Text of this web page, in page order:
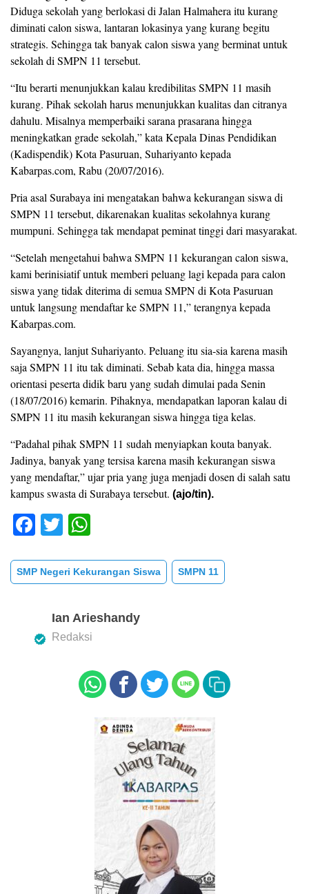
Diduga sekolah yang berlokasi di Jalan Halmahera itu kurang
diminati calon siswa, lantaran lokasinya yang kurang begitu
strategis. Sehingga tak banyak calon siswa yang berminat untuk
sekolah di SMPN 11 tersebut.
“Itu berarti menunjukkan kalau kredibilitas SMPN 11 masih
kurang. Pihak sekolah harus menunjukkan kualitas dan citranya
dahulu. Misalnya memperbaiki sarana prasarana hingga
meningkatkan grade sekolah,” kata Kepala Dinas Pendidikan
(Kadispendik) Kota Pasuruan, Suhariyanto kepada
Kabarpas.com, Rabu (20/07/2016).
Pria asal Surabaya ini mengatakan bahwa kekurangan siswa di
SMPN 11 tersebut, dikarenakan kualitas sekolahnya kurang
mumpuni. Sehingga tak mendapat peminat tinggi dari masyarakat.
“Setelah mengetahui bahwa SMPN 11 kekurangan calon siswa,
kami berinisiatif untuk memberi peluang lagi kepada para calon
siswa yang tidak diterima di semua SMPN di Kota Pasuruan
untuk langsung mendaftar ke SMPN 11,” terangnya kepada
Kabarpas.com.
Sayangnya, lanjut Suhariyanto. Peluang itu sia-sia karena masih
saja SMPN 11 itu tak diminati. Sebab kata dia, hingga massa
orientasi peserta didik baru yang sudah dimulai pada Senin
(18/07/2016) kemarin. Pihaknya, mendapatkan laporan kalau di
SMPN 11 itu masih kekurangan siswa hingga tiga kelas.
“Padahal pihak SMPN 11 sudah menyiapkan kouta banyak.
Jadinya, banyak yang tersisa karena masih kekurangan siswa
yang mendaftar,” ujar pria yang juga menjadi dosen di salah satu
kampus swasta di Surabaya tersebut. (ajo/tin).
F
c
e
o
T
tt
er
at
s
A
p
SMP Negeri Kekurangan Siswa SMPN 11
Ian Arieshandy
Redaksi